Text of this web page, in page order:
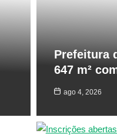
Prefeitura
647 m²
ago 4, 2026